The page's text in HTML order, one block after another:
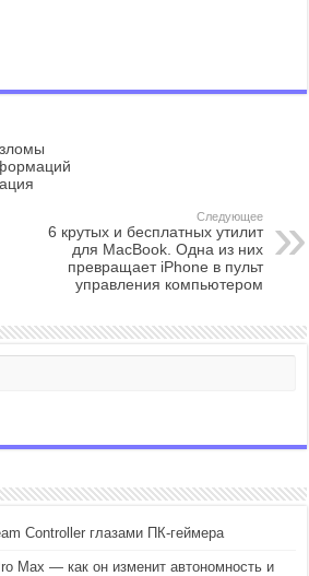
Следующее
6 крутых и бесплатных утилит
для MacBook. Одна из них
превращает iPhone в пульт
управления компьютером
Controller глазами ПК-геймера
Max — как он изменит автономность и